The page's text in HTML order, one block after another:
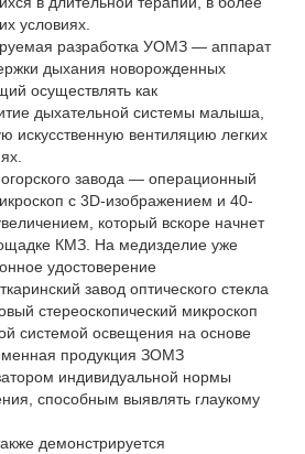
условиях.
разработка УОМЗ — аппарат
дыхания новорожденных
осуществлять как
дыхательной системы малыша,
искусственную вентиляцию легких
завода — операционный
c 3D-изображением и 40-
который вскоре начнет
КМЗ. На медизделие уже
удостоверение
завод оптического стекла
стереоскопический микроскоп
системой освещения на основе
продукция ЗОМЗ
индивидуальной нормы
способным выявлять глаукому
демонстрируется